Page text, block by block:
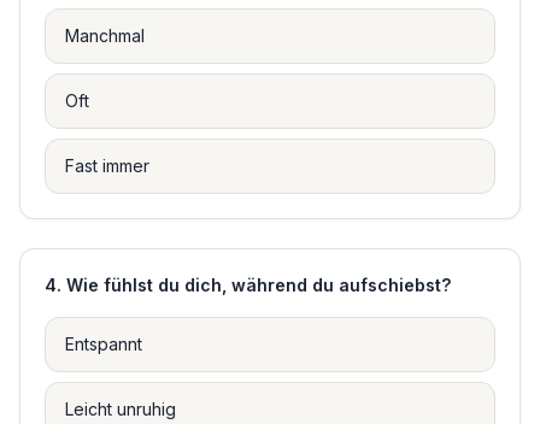
Manchmal
Oft
Fast immer
4. Wie fühlst du dich, während du aufschiebst?
Entspannt
Leicht unruhig